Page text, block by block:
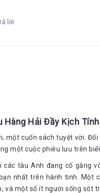
lời
Hàng Hải Đầy Kịch Tính
một cuốn sách tuyệt vời.
một cuộc phiêu lưu trên
các tàu Anh đang cố gắng
nhất trên hành tinh. Một
và một số ít người sống sót